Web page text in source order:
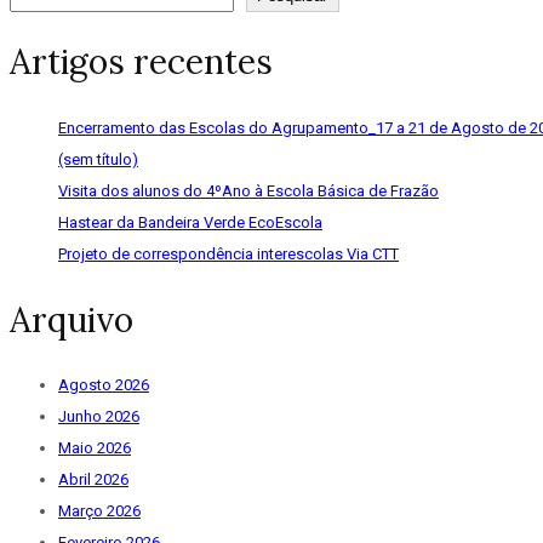
Artigos recentes
Encerramento das Escolas do Agrupamento_17 a 21 de Agosto de
(sem título)
Visita dos alunos do 4ºAno à Escola Básica de Frazão
Hastear da Bandeira Verde EcoEscola
Projeto de correspondência interescolas Via CTT
Arquivo
Agosto 2026
Junho 2026
Maio 2026
Abril 2026
Março 2026